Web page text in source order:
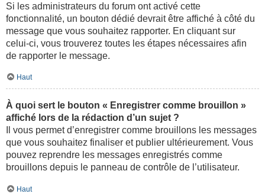
Si les administrateurs du forum ont activé cette
fonctionnalité, un bouton dédié devrait être affiché à côté du
message que vous souhaitez rapporter. En cliquant sur
celui-ci, vous trouverez toutes les étapes nécessaires afin
de rapporter le message.
Haut
À quoi sert le bouton « Enregistrer comme brouillon »
affiché lors de la rédaction d’un sujet ?
Il vous permet d’enregistrer comme brouillons les messages
que vous souhaitez finaliser et publier ultérieurement. Vous
pouvez reprendre les messages enregistrés comme
brouillons depuis le panneau de contrôle de l’utilisateur.
Haut